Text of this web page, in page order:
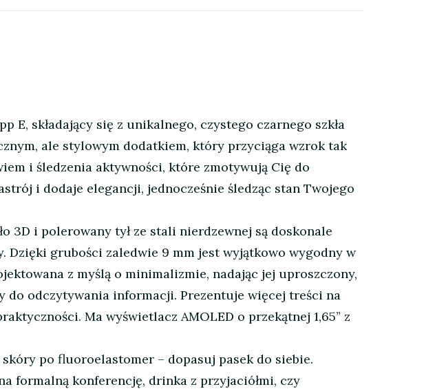
E, składający się z unikalnego, czystego czarnego szkła
ale stylowym dodatkiem, który przyciąga wzrok tak
i śledzenia aktywności, które zmotywują Cię do
i dodaje elegancji, jednocześnie śledząc stan Twojego
3D i polerowany tył ze stali nierdzewnej są doskonale
Dzięki grubości zaledwie 9 mm jest wyjątkowo wygodny w
z myślą o minimalizmie, nadając jej uproszczony,
odczytywania informacji. Prezentuje więcej treści na
Ma wyświetlacz AMOLED o przekątnej 1,65” z
skóry po fluoroelastomer – dopasuj pasek do siebie.
formalną konferencję, drinka z przyjaciółmi, czy